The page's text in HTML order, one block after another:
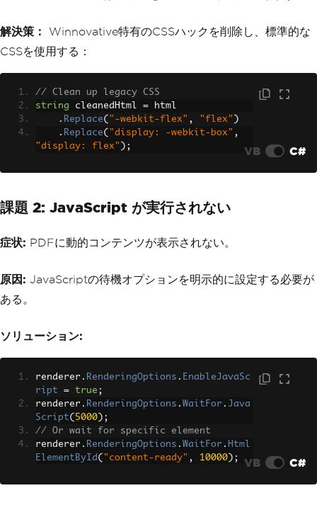
解決策：
Winnovative特有のCSSハックを削除し、標準的な
CSSを使用する：
// Clean up legacy CSS
string cleanedHtml = html
. Replace( "-webkit-flex" , "flex" )
. Replace( "display: -webkit-box" ,
"display: flex" ); VB C#
課題 2: JavaScript が実行されない
症状: PDFに動的コンテンツが表示されない。
原因: JavaScriptの待機オプションを明示的に設定する必要が
ある。
ソリューション:
renderer . RenderingOptions . EnableJavaSc
ript
= true ;
renderer . RenderingOptions . WaitFor . Java
Script( 5000 );
// Or wait for specific element
renderer . RenderingOptions . WaitFor . Html
ElementById ( "content-ready" , 10000 ); VB C#